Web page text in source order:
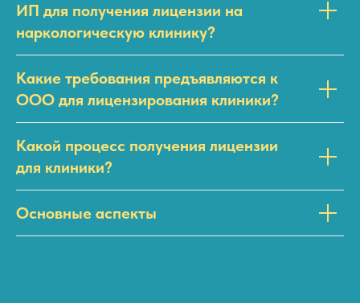
ИП для получения лицензии на
наркологическую клинику?
Какие требования предъявляются к
ООО для лицензирования клиники?
Какой процесс получения лицензии
для клиники?
Основные аспекты